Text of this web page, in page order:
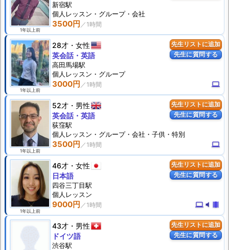
1年以上前
3500円
新宿駅
個人 レッスン ・グループ・会社
先生リストに追加
先生に質問する
1年以上前
28才 女性
3000円 computer
英会話・英語
高田馬場駅
個人 レッスン ・グループ
先生リストに追加
先生に質問する
1年以上前
52才 男性
3500円 computer
英会話・英語
荻窪駅
個人 レッスン ・グループ・会社・子供・特別
先生リストに追加
先生に質問する
1年以上前
46才 女性
9000円 computer volume_mute theaters
日本語
四谷三丁目駅
個人 レッスン
先生リストに追加
先生に質問する
43才 男性
ドイツ語
渋谷駅